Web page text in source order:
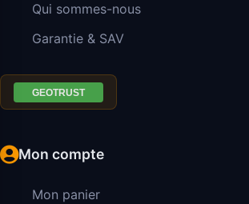
Qui sommes-nous
Garantie & SAV
Mon compte
Mon panier